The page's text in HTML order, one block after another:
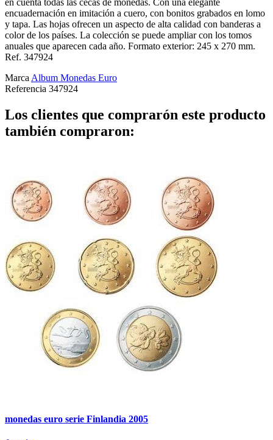
encuadernación en imitación a cuero, con bonitos grabados en lomo
y tapa. Las hojas ofrecen un aspecto de alta calidad con banderas a
color de los países. La colección se puede ampliar con los tomos
anuales que aparecen cada año. Formato exterior: 245 x 270 mm.
Ref. 347924
Marca Album Monedas Euro
Referencia 347924
Los clientes que comprarón este producto
también compraron:
monedas euro serie Finlandia 2005